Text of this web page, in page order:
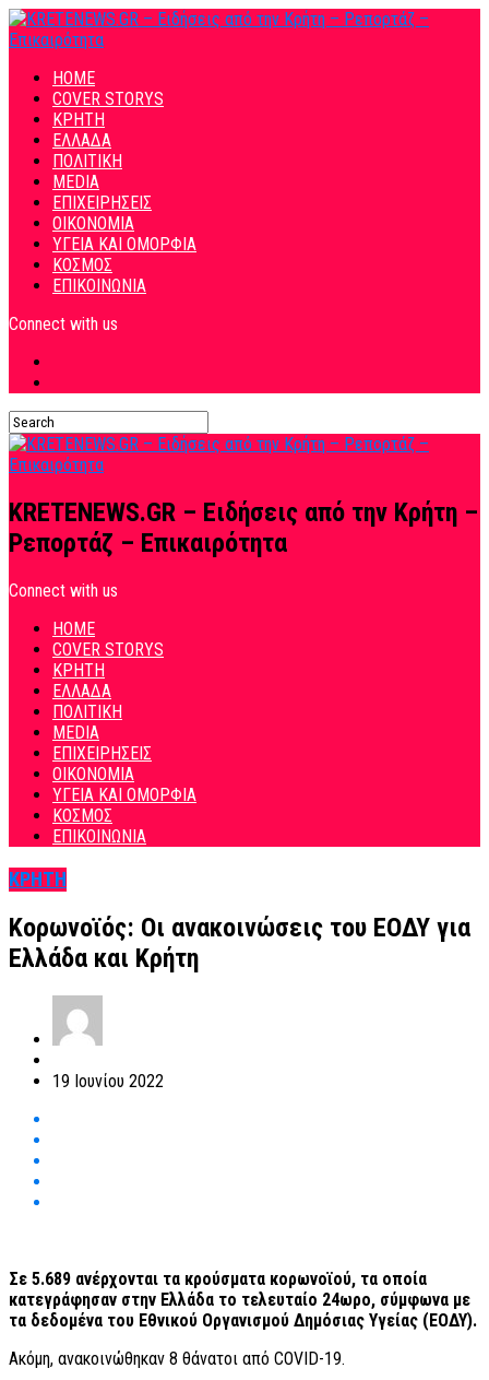
HOME
COVER STORYS
ΚΡΗΤΗ
ΕΛΛΑΔΑ
ΠΟΛΙΤΙΚΗ
MEDIA
ΕΠΙΧΕΙΡΗΣΕΙΣ
ΟΙΚΟΝΟΜΙΑ
ΥΓΕΙΑ ΚΑΙ ΟΜΟΡΦΙΑ
ΚΟΣΜΟΣ
ΕΠΙΚΟΙΝΩΝΙΑ
Connect with us
KRETENEWS.GR – Ειδήσεις από την Κρήτη –
Ρεπορτάζ – Επικαιρότητα
Connect with us
HOME
COVER STORYS
ΚΡΗΤΗ
ΕΛΛΑΔΑ
ΠΟΛΙΤΙΚΗ
MEDIA
ΕΠΙΧΕΙΡΗΣΕΙΣ
ΟΙΚΟΝΟΜΙΑ
ΥΓΕΙΑ ΚΑΙ ΟΜΟΡΦΙΑ
ΚΟΣΜΟΣ
ΕΠΙΚΟΙΝΩΝΙΑ
ΚΡΗΤΗ
Κορωνοϊός: Οι ανακοινώσεις του ΕΟΔΥ για
Ελλάδα και Κρήτη
19 Ιουνίου 2022
Σε 5.689 ανέρχονται τα κρούσματα κορωνοϊού, τα οποία
κατεγράφησαν στην Ελλάδα το τελευταίο 24ωρο, σύμφωνα με
τα δεδομένα του Εθνικού Οργανισμού Δημόσιας Υγείας (ΕΟΔΥ).
Ακόμη, ανακοινώθηκαν 8 θάνατοι από COVID-19.